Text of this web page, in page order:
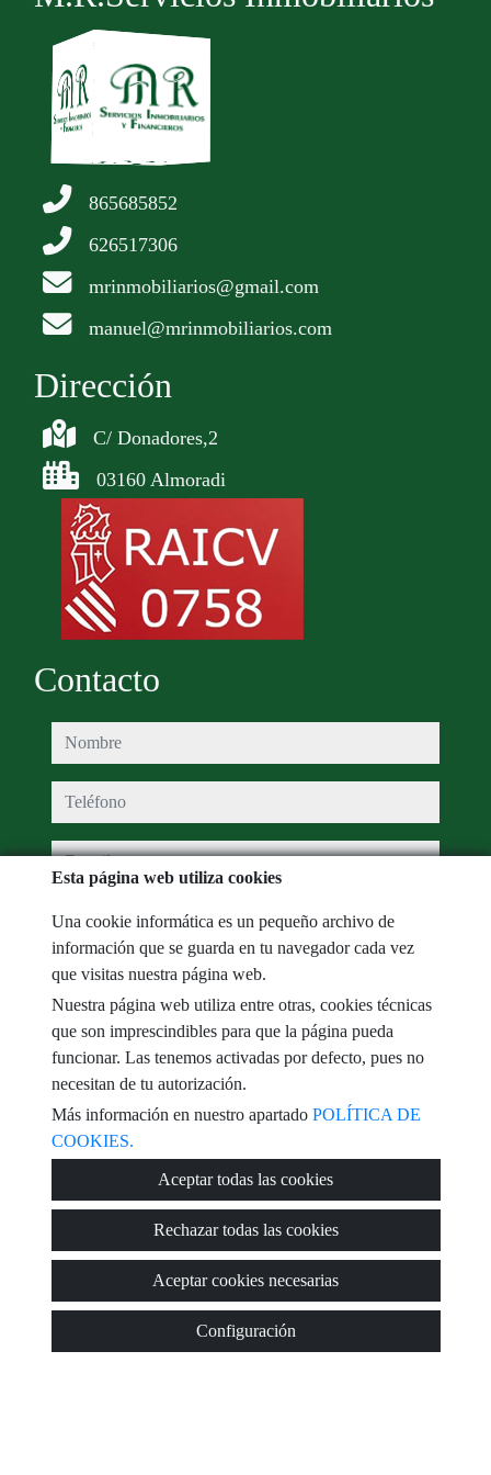
865685852
626517306
mrinmobiliarios@gmail.com
manuel@mrinmobiliarios.com
Dirección
C/ Donadores,2
03160 Almoradi
Contacto
nombre
teléfono
e-mail
He leído y acepto las condiciones de uso ypolítica de privacidad
mensaje
Captcha
Enviar
M.R.Servicios Inmobiliarios·Política de privacidad
de cookies·
Esta página web utiliza cookies
Una cookie informática es un pequeño archivo de
información que se guarda en tu navegador cada vez
que visitas nuestra página web.
Nuestra página web utiliza entre otras, cookies técnicas
que son imprescindibles para que la página pueda
funcionar. Las tenemos activadas por defecto, pues no
necesitan de tu autorización.
Más información en nuestro apartado POLÍTICA DE
COOKIES.
Aceptar todas las cookies
Rechazar todas las cookies
Aceptar cookies necesarias
Configuración